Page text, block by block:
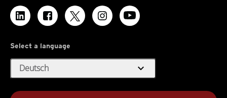
Select a language
Deutsch expand_more